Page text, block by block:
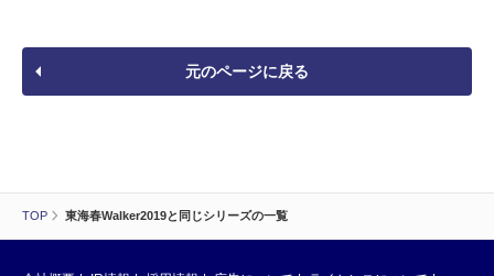
TOP 東海春Walker2019と同じシリーズの一覧
元のページに戻る